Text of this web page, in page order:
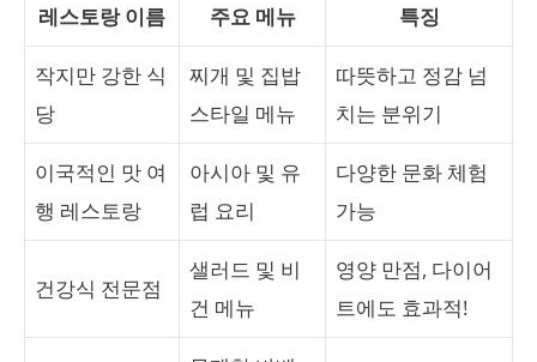
레스토랑 이름 주요 메뉴 특징
작지만 강한 식
당
찌개 및 집밥
스타일 메뉴
따뜻하고 정감 넘
치는 분위기
이국적인 맛 여
행 레스토랑
아시아 및 유
럽 요리
다양한 문화 체험
가능
건강식 전문점
샐러드 및 비
건 메뉴
영양 만점, 다이어
트에도 효과적!